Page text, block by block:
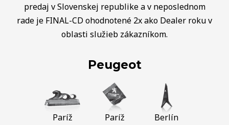
predaj v Slovenskej republike a v neposlednom
rade je FINAL-CD ohodnotené 2x ako Dealer roku v
oblasti služieb zákazníkom.
Peugeot
Paríž Paríž Berlín